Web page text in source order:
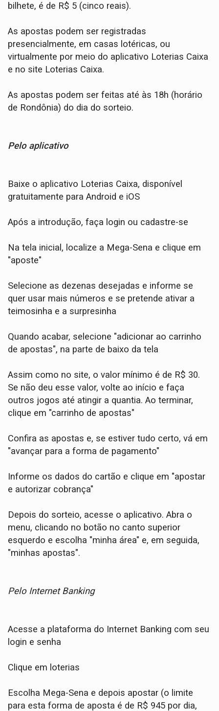
bilhete, é de R$ 5 (cinco reais).
As apostas podem ser registradas
presencialmente, em casas lotéricas, ou
virtualmente por meio do aplicativo Loterias Caixa
e no site Loterias Caixa.
As apostas podem ser feitas até às 18h (horário
de Rondônia) do dia do sorteio.
Pelo aplicativo
Baixe o aplicativo Loterias Caixa, disponível
gratuitamente para Android e iOS
Após a introdução, faça login ou cadastre-se
Na tela inicial, localize a Mega-Sena e clique em
"aposte"
Selecione as dezenas desejadas e informe se
quer usar mais números e se pretende ativar a
teimosinha e a surpresinha
Quando acabar, selecione "adicionar ao carrinho
de apostas", na parte de baixo da tela
Assim como no site, o valor mínimo é de R$ 30.
Se não deu esse valor, volte ao início e faça
outros jogos até atingir a quantia. Ao terminar,
clique em "carrinho de apostas"
Confira as apostas e, se estiver tudo certo, vá em
"avançar para a forma de pagamento"
Informe os dados do cartão e clique em "apostar
e autorizar cobrança"
Depois do sorteio, acesse o aplicativo. Abra o
menu, clicando no botão no canto superior
esquerdo e escolha "minha área" e, em seguida,
"minhas apostas".
Pelo Internet Banking
Acesse a plataforma do Internet Banking com seu
login e senha
Clique em loterias
Escolha Mega-Sena e depois apostar (o limite
para esta forma de aposta é de R$ 945 por dia,